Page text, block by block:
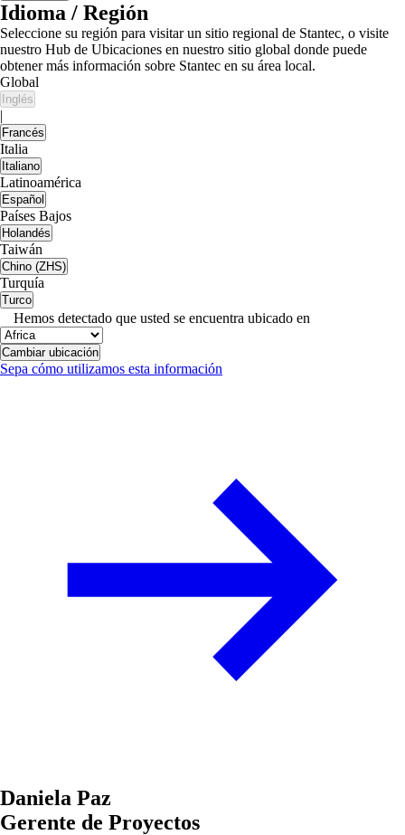
Idioma / Región
Seleccione su región para visitar un sitio regional de Stantec, o visite
nuestro Hub de Ubicaciones en nuestro sitio global donde puede
obtener más información sobre Stantec en su área local.
Global
Inglés
|
Francés
Italia
Italiano
Latinoamérica
Español
Países Bajos
Holandés
Taiwán
Chino (ZHS)
Turquía
Turco
Hemos detectado que usted se encuentra ubicado en
Cambiar ubicación
Sepa cómo utilizamos esta información
Daniela Paz
Gerente de Proyectos